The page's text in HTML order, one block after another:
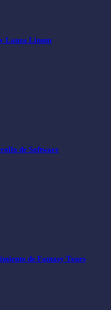
Lanza Linum
de Software
de Fantasy Tours